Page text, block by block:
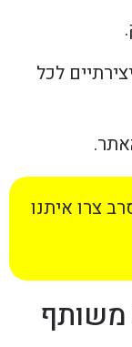
לכל
צרו איתנו
משותף